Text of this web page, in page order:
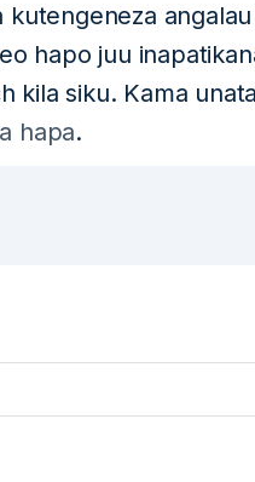
hapo juu
kila siku. Kama
hapa.